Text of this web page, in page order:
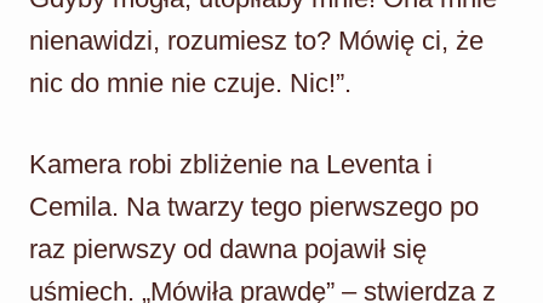
nienawidzi, rozumiesz to? Mówię ci, że
nic do mnie nie czuje. Nic!”.
Kamera robi zbliżenie na Leventa i
Cemila. Na twarzy tego pierwszego po
raz pierwszy od dawna pojawił się
uśmiech. „Mówiła prawdę” – stwierdza z